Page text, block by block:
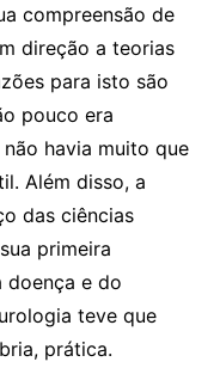
compreensão de
direção a teorias
para isto são
pouco era
havia muito que
Além disso, a
das ciências
primeira
doença e do
teve que
prática.